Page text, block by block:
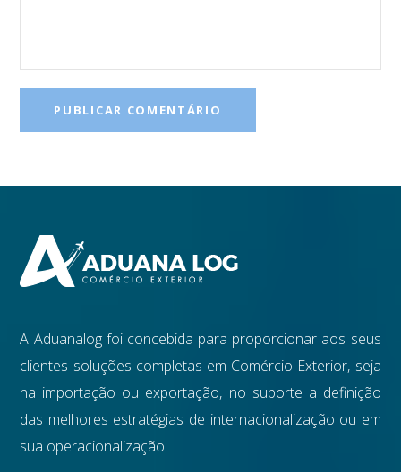
A Aduanalog foi concebida para proporcionar aos seus
clientes soluções completas em Comércio Exterior, seja
na importação ou exportação, no suporte a definição
das melhores estratégias de internacionalização ou em
sua operacionalização.